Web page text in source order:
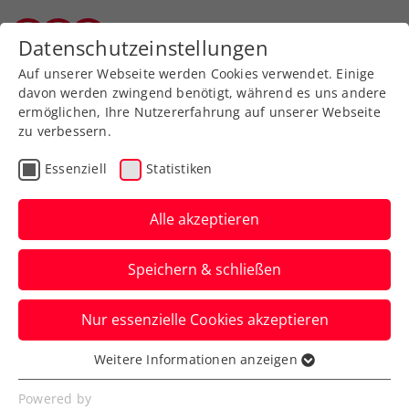
Zurück zur Newsübersicht
Turniere
Noch einmal Thiemstag
bei den Erste Bank Open
Dominic Thiem startet seine ATP-
Abschiedsvorstellung in Wien gegen
Luciano Darderi aus Italien.
Verfasst von: Presseaussendung / Redaktion, 21.10.2024
Datenschutzeinstellungen
Auf unserer Webseite werden Cookies verwendet. Einige
davon werden zwingend benötigt, während es uns andere
ermöglichen, Ihre Nutzererfahrung auf unserer Webseite
zu verbessern.
Essenziell Statistiken
Alle akzeptieren
Speichern & schließen
Nur essenzielle Cookies akzeptieren
Essenziell
Essenzielle Cookies werden für grundlegende
Weitere Informationen anzeigen
Powered by